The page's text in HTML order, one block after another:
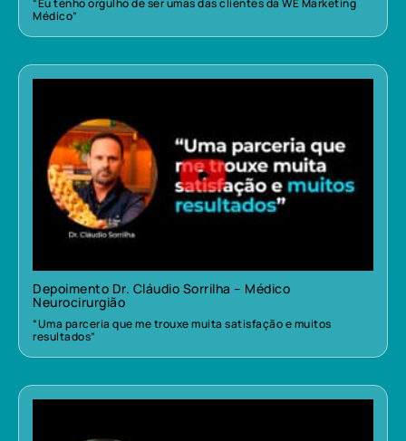
“Eu tenho orgulho de ser umas das clientes da WE Marketing
Médico”
Depoimento Dr. Cláudio Sorrilha – Médico
Neurocirurgião
“Uma parceria que me trouxe muita satisfação e muitos
resultados”